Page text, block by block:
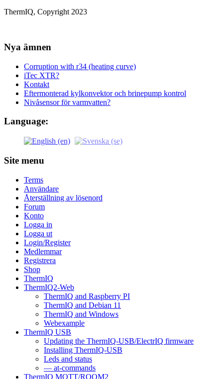
ThermIQ, Copyright 2023
Nya ämnen
Corruption with r34 (heating curve)
iTec XTR?
Kontakt
Eftermonterad kylkonvektor och brinepump kontrol
Nivåsensor för varmvatten?
Language:
Site menu
Terms
Användare
Återställning av lösenord
Forum
Konto
Logga in
Logga ut
Login/Register
Medlemmar
Registrera
Shop
ThermIQ
ThermIQ2-Web
ThermIQ and Raspberry PI
ThermIQ and Debian 11
ThermIQ and Windows
Webexample
ThermIQ USB
Updating the ThermIQ-USB/ElectrIQ firmware
Installing ThermIQ-USB
Leds and status
— at-commands
ThermIQ MQTT/ROOM2